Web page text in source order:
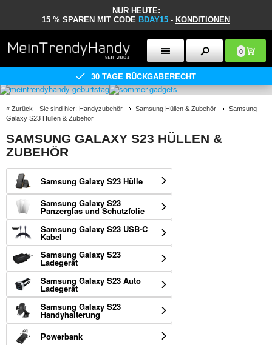
NUR HEUTE:
15 % SPAREN MIT CODE BDAY15 - KONDITIONEN
0
30 TAGE RÜCKGABERECHT
« Zurück - Sie sind hier: Handyzubehör Samsung Hüllen & Zubehör
Samsung
Galaxy S23 Hüllen & Zubehör
SAMSUNG GALAXY S23 HÜLLEN &
ZUBEHÖR
Samsung Galaxy S23 Hülle
Samsung Galaxy S23
Panzerglas und Schutzfolie
Samsung Galaxy S23 USB-C
Kabel
Samsung Galaxy S23
Ladegerät
Samsung Galaxy S23 Auto
Ladegerät
Samsung Galaxy S23
Handyhalterung
Powerbank